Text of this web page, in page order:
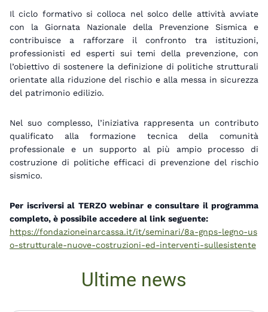
Il ciclo formativo si colloca nel solco delle attività avviate
con la Giornata Nazionale della Prevenzione Sismica e
contribuisce a rafforzare il confronto tra istituzioni,
professionisti ed esperti sui temi della prevenzione, con
l’obiettivo di sostenere la definizione di politiche strutturali
orientate alla riduzione del rischio e alla messa in sicurezza
del patrimonio edilizio.
Nel suo complesso, l’iniziativa rappresenta un contributo
qualificato alla formazione tecnica della comunità
professionale e un supporto al più ampio processo di
costruzione di politiche efficaci di prevenzione del rischio
sismico.
Per iscriversi al TERZO webinar e consultare il programma
completo, è possibile accedere al link seguente:
https://fondazioneinarcassa.it/it/seminari/8a-gnps-legno-us
o-strutturale-nuove-costruzioni-ed-interventi-sullesistente
Ultime news